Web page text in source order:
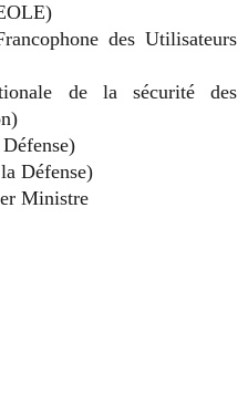
des Utilisateurs
de la sécurité des
Défense)
Ministre